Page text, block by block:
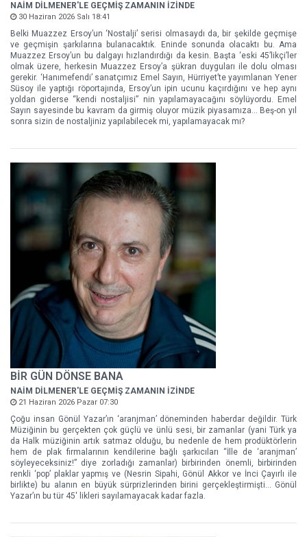
NAİM DİLMENER'LE GEÇMİŞ ZAMANIN İZİNDE
30 Haziran 2026 Salı 18:41
Belki Muazzez Ersoy’un ‘Nostalji’ serisi olmasaydı da, bir şekilde geçmişe
ve geçmişin şarkılarına bulanacaktık. Eninde sonunda olacaktı bu. Ama
Muazzez Ersoy’un bu dalgayı hızlandırdığı da kesin. Başta ‘eski 45’likçi’ler
olmak üzere, herkesin Muazzez Ersoy’a şükran duyguları ile dolu olması
gerekir. ‘Hanımefendi’ sanatçımız Emel Sayın, Hürriyet’te yayımlanan Yener
Süsoy ile yaptığı röportajında, Ersoy’un ipin ucunu kaçırdığını ve hep aynı
yoldan giderse “kendi nostaljisi” nin yapılamayacağını söylüyordu. Emel
Sayın sayesinde bu kavram da girmiş oluyor müzik piyasamıza... Beş-on yıl
sonra sizin de nostaljiniz yapılabilecek mi, yapılamayacak mı?
BİR GÜN DÖNSE BANA
NAİM DİLMENER'LE GEÇMİŞ ZAMANIN İZİNDE
21 Haziran 2026 Pazar 07:30
Çoğu insan Gönül Yazar’ın ‘aranjman’ döneminden haberdar değildir. Türk
Müziğinin bu gerçekten çok güçlü ve ünlü sesi, bir zamanlar (yani Türk ya
da Halk müziğinin artık satmaz olduğu, bu nedenle de hem prodüktörlerin
hem de plak firmalarının kendilerine bağlı şarkıcıları “İlle de ‘aranjman’
söyleyeceksiniz!” diye zorladığı zamanlar) birbirinden önemli, birbirinden
renkli ‘pop’ plaklar yapmış ve (Nesrin Sipahi, Gönül Akkor ve İnci Çayırlı ile
birlikte) bu alanın en büyük sürprizlerinden birini gerçekleştirmişti… Gönül
Yazar’ın bu tür 45' likleri sayılamayacak kadar fazla.